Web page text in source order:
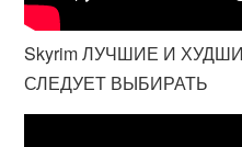
Skyrim ЛУЧШИЕ И
СЛЕДУЕТ ВЫБИРАТЬ